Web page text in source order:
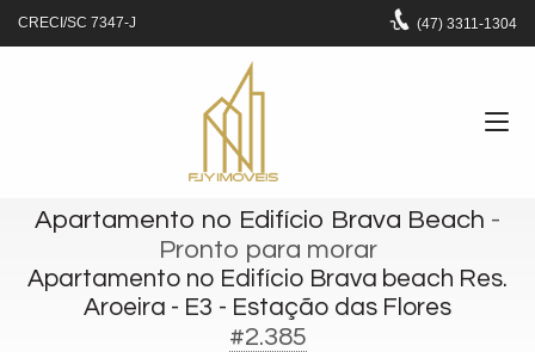
CRECI/SC 7347-J (47) 3311-1304
Apartamento no Edifício Brava Beach -
Pronto para morar
Apartamento no Edifício Brava beach Res.
Aroeira - E3 - Estação das Flores
#2.385